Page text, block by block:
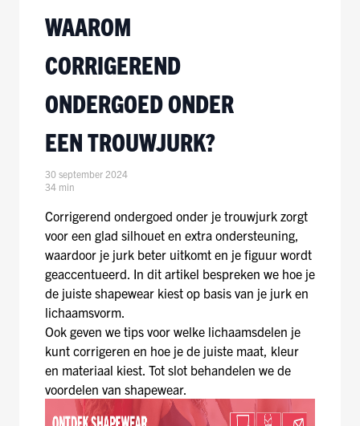
WAAROM
CORRIGEREND
ONDERGOED ONDER
EEN TROUWJURK?
30 september 2024
34 min
Corrigerend ondergoed onder je trouwjurk zorgt
voor een glad silhouet en extra ondersteuning,
waardoor je jurk beter uitkomt en je figuur wordt
geaccentueerd. In dit artikel bespreken we hoe je
de juiste shapewear kiest op basis van je jurk en
lichaamsvorm.
Ook geven we tips voor welke lichaamsdelen je
kunt corrigeren en hoe je de juiste maat, kleur
en materiaal kiest. Tot slot behandelen we de
voordelen van shapewear.